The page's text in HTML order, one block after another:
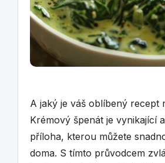
A jaký je váš oblíbený recept
Krémový špenát je vynikající
příloha, kterou můžete
doma. S tímto průvodcem